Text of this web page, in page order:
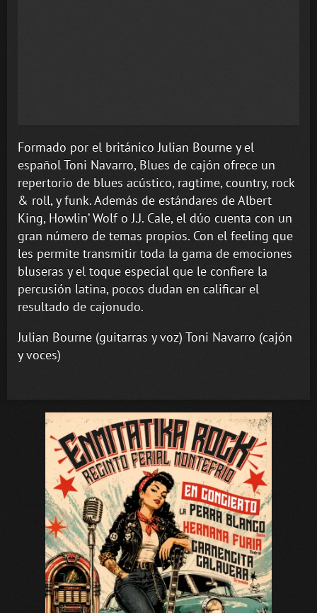
Formado por el británico Julian Bourne y el
español Toni Navarro, Blues de cajón ofrece un
repertorio de blues acústico, ragtime, country, rock
& roll, y funk. Además de estándares de Albert
King, Howlin’ Wolf o J.J. Cale, el dúo cuenta con un
gran número de temas propios. Con el feeling que
les permite transmitir toda la gama de emociones
bluseras y el toque especial que le confiere la
percusión latina, pocos dudan en calificar el
resultado de cajonudo.
Julian Bourne (guitarras y voz) Toni Navarro (cajón
y voces)